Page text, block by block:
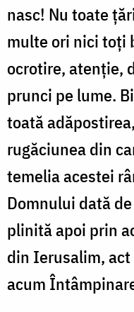
nasc! Nu toate
multe ori nici toţi
ocrotire, atenţie,
prunci pe lume.
toată
rugăciunea din
temelia acestei
Domnului dată
plinită apoi prin
din Ierusalim,
acum